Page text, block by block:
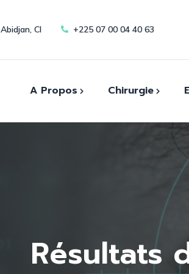
Abidjan, CI +225 07 00 04 40 63
A Propos Chirurgie
Tonomètre
Station de
Lampe A
Résultats